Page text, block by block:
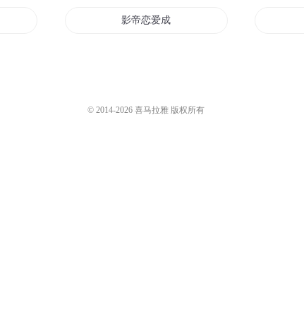
影帝恋爱成长指南
© 2014-2026 喜马拉雅 版权所有